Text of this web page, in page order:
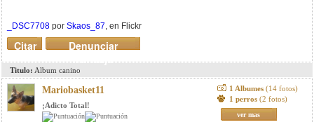
_DSC7708 por Skaos_87, en Flickr
Denunciar
mensaje
Citar
Titulo: Album canino
Mariobasket11
¡Adicto Total!
1 Albumes (14 fotos)
1 perros (2 fotos)
ver mas